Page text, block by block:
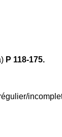
P 118-175.